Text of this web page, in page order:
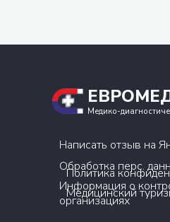
Медико-
Написать отзыв на
Обработка перс.
Политика
Информация о
организациях
Медицинский